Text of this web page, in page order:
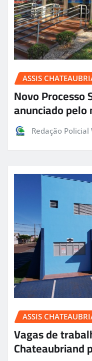
ASSIS
Novo Processo
anunciado
Redação Policial
ASSIS
Vagas de
Chateaubriand